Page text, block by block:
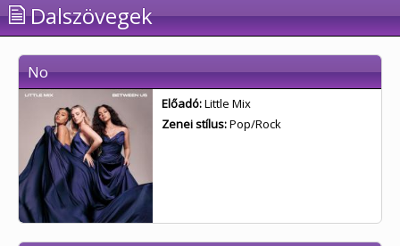
Dalszövegek
No
Előadó:Little Mix
Zenei stílus:Pop/Rock